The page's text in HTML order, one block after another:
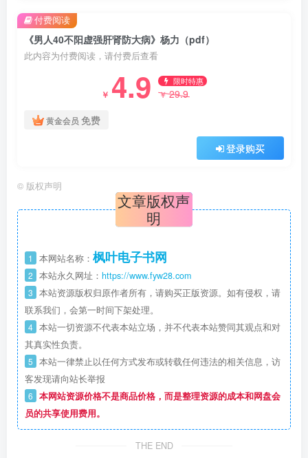
《男人40不阳虚强肝肾防大病》杨力（pdf）
此内容为付费阅读，请付费后查看
￥ 4.9 限时特惠
￥29.9
黄金会员 免费
登录购买
付费阅读
© 版权声明
文章版权声
明
1 本网站名称： 枫叶电子书网
2 本站永久网址： https://www.fyw28.com
3 本站资源版权归原作者所有，请购买正版资源。如有侵权，请
联系我们，会第一时间下架处理。
4 本站一切资源不代表本站立场，并不代表本站赞同其观点和对
其真实性负责。
5 本站一律禁止以任何方式发布或转载任何违法的相关信息，访
客发现请向站长举报
6 本网站资源价格不是商品价格，而是整理资源的成本和网盘会
员的共享使用费用。
THE END